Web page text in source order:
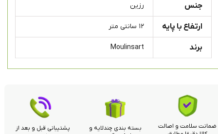
جنس رزین
ارتفاع با پایه ۱۲ سانتی متر
برند Moulinsart
ضمانت سلامت و اصالت
بسته بندی چندلایه و
پشتیبانی قبل و بعد از